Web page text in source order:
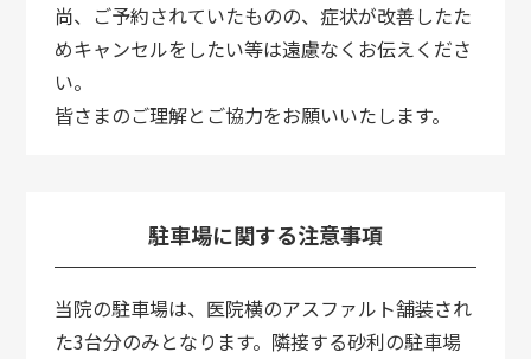
尚、ご予約されていたものの、症状が改善したた
めキャンセルをしたい等は遠慮なくお伝えくださ
い。
皆さまのご理解とご協力をお願いいたします。
駐車場に関する注意事項
当院の駐車場は、医院横のアスファルト舗装され
た3台分のみとなります。隣接する砂利の駐車場